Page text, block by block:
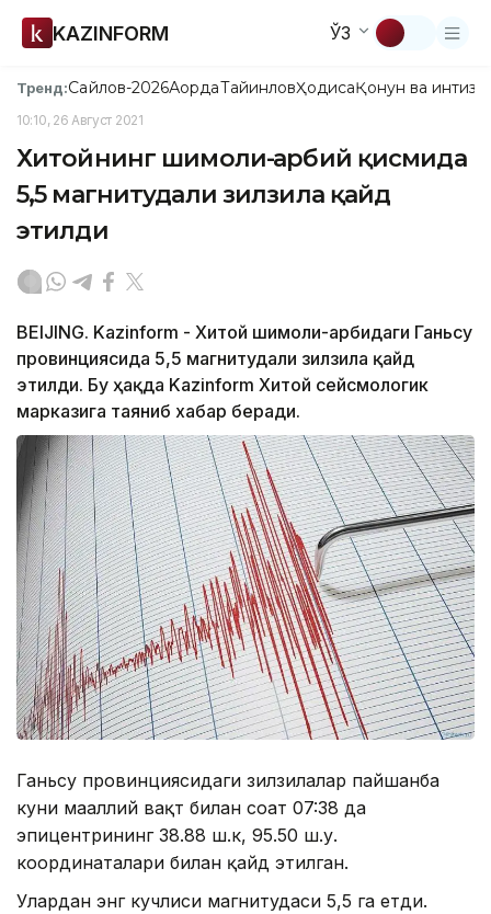
KAZINFORM ЎЗ
Тренд:Сайлов-2026АқордаТайинловҲодисаҚонун ва
10:10, 26 Август 2021
Хитойнинг шимоли-ғарбий қисмида
5,5 магнитудали зилзила қайд
этилди
BEIJING. Kazinform - Хитой шимоли-ғарбидаги Ганьсу
провинциясида 5,5 магнитудали зилзила қайд
этилди. Бу ҳақда Kazinform Хитой сейсмологик
марказига таяниб хабар беради.
Ганьсу провинциясидаги зилзилалар пайшанба
куни маҳаллий вақт билан соат 07:38 да
эпицентрининг 38.88 ш.к, 95.50 ш.у.
координаталари билан қайд этилган.
Улардан энг кучлиси магнитудаси 5,5 га етди.